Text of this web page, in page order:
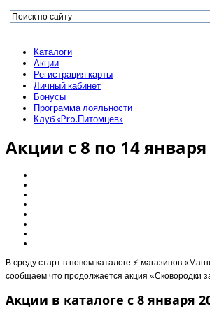
Каталоги
Акции
Регистрация карты
Личный кабинет
Бонусы
Программа лояльности
Клуб «Pro.Питомцев»
Акции с 8 по 14
В среду старт в новом каталоге ⚡️ магазинов
сообщаем что продолжается акция «Сковородки
Акции в каталоге с 8 января